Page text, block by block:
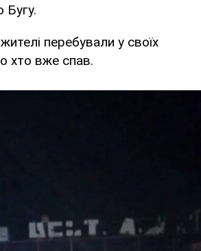
Бугу.
перебували у своїх
хто вже спав.